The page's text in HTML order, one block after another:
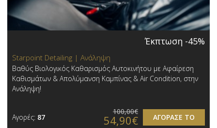
Έκπτωση -45%
Starpoint Detailing | Ανάληψη
Βαθύς Βιολογικός Καθαρισμός Αυτοκινήτου με Αφαίρεση
Καθισμάτων & Απολύμανση Καμπίνας & Air Condition, στην
Ανάληψη!
Αγορές: 87 ΑΓΟΡΑΣΕ ΤΟ
100,00€
54,90€